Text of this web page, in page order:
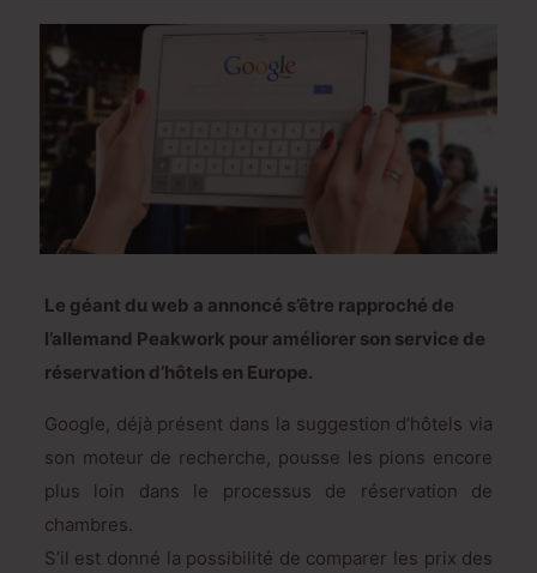
Le géant du web a annoncé s’être rapproché de
l’allemand Peakwork pour améliorer son service de
réservation d’hôtels en Europe.
Google, déjà présent dans la suggestion d’hôtels via
son moteur de recherche, pousse les pions encore
plus loin dans le processus de réservation de
chambres.
S’il est donné la possibilité de comparer les prix des